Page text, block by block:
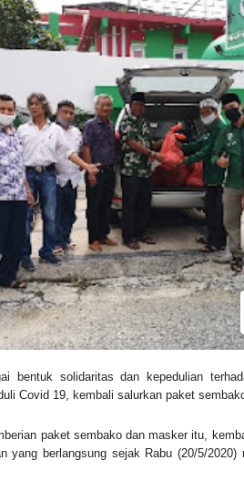
bentuk solidaritas dan kepedulian
Covid 19, kembali salurkan paket
paket sembako dan masker itu,
yang berlangsung sejak Rabu (20/5/